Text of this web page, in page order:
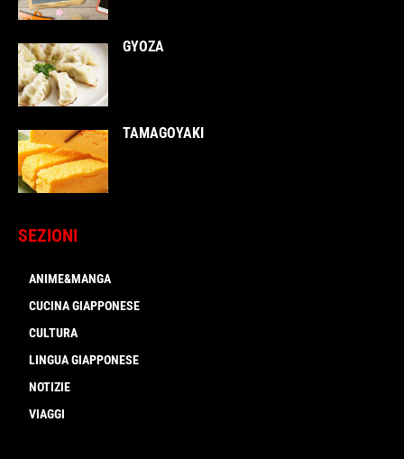
GYOZA
TAMAGOYAKI
SEZIONI
ANIME&MANGA
CUCINA GIAPPONESE
CULTURA
LINGUA GIAPPONESE
NOTIZIE
VIAGGI